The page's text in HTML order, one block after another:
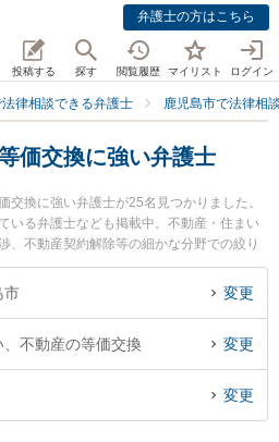
弁護士の方はこちら
投稿する 探す 閲覧履歴 マイリスト ログイン
律相談できる弁護士 鹿児島市で法律相
価交換に強い弁護士
交換に強い弁護士が25名見つかりました。
いる弁護士なども掲載中。不動産・住まい
、不動産契約解除等の細かな分野での絞り
総合法律事務所の上川 清弁護士や樋口法律
事務所の穂村 公亮弁護士のプロフィール情
富な近くの弁護士を検索したい』『初回相
談できる鹿児島市内の弁護士に相談予約し
おすすめです。
市 変更
不動産の等価交換 変更
変更